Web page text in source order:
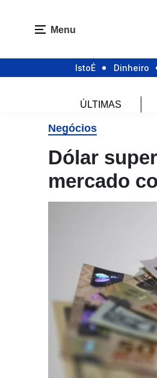
Menu
IstoÉ Dinheiro
ÚLTIMAS
Negócios
Dólar
mercado